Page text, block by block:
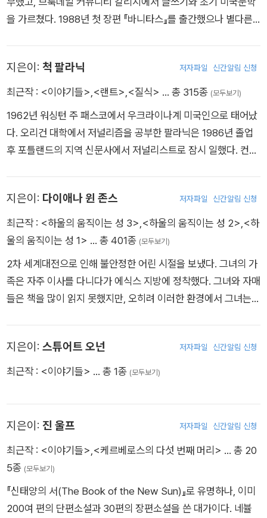
를 출간했다. 산문 작품들 외에도 텔레비전 각본, 왕가위 감독 영
화 <마이 블루베리 나이츠>의 각본을 썼다. 수많은 수상 경력과
화려한 이력에도 그는 겸손한 사람이다.
을 가르쳤다. 1988년 첫 장편 『바니타스』를 출간했으나 별다른
을 수상함과 동시에 《뉴욕타임스》의 “주목할 만한 책”으로 선정
되면서 작가로서의 그 진가를 인정받기 시작한다. 이후 단편 「아
런 포 상을 받았으며 출간하는 단편집마다 세계환상문학상을 수
상하는 등 여러 작품으로 SF와 판타지문학 부문의 문학상을 두
루 수상했다.
지은이: 척 팔라닉 저자파일 신간알림 신청
최근작 : <이야기들> <랜트> <질식> … 총 315종 (모두보기)
1962년 워싱턴 주 패스코에서 우크라이나계 미국인으로 태어났
다. 오리건 대학에서 저널리즘을 공부한 팔라닉은 1986년 졸업
후 포틀랜드의 지역 신문사에서 저널리스트로 잠시 일했다. 컨테
을 쓰기 시작했는데, 톰 스팬바우어가 운영하는 작가들의 워크숍
모임에 참석하면서부터이다. 스팬바우어는 팔라닉의 미니멀리스
틱 스타일(단어를 제한하고, 짧은 문장을 즐기며, 부사 대신 동사
설 《Insomnia》는 이야기가 너무 실망스럽다는 이유로, 그 다음
소설 《인비저블 몬스터》는 사람들을 불안에 떨게 한다는 이유로
출판사로부터 거절당하기도 했다. 자신을 거절한 출판사에 복수
할 마음으로 《파이트 클럽》을 썼고, 이 작품은 무명의 팔라닉에
게 1997년 퍼시픽노스웨스트 북셀러상과 오리건북 상을 안겨주
전미 박스오피스 1위를 차지하는 등 엄청간 인기를 누렸다. 이 시
《서바이버》, 《인비저블 몬스터》, 《질식》, 《자장가》, 《다이어리》,
《Haunted》등 7개의 소설을 발표했으며, 비소설인 《Fugitives
and Refugees》와 《Stranger Than Fiction》을 써냈다.
지은이: 다이애나 윈 존스 저자파일 신간알림 신청
최근작 : <하울의 움직이는 성 3> <하울의 움직이는 성 2> <하
울의 움직이는 성 1> … 총 401종 (모두보기)
2차 세계대전으로 인해 불안정한 어린 시절을 보냈다. 그녀의 가
족은 자주 이사를 다니다가 에식스 지방에 정착했다. 그녀와 자매
들은 책을 많이 읽지 못했지만, 오히려 이러한 환경에서 그녀는
은 1973년부터 지금까지 전 세계 30개의 언어로 출간되었고, 마
법 같은 모험 이야기는 어린이는 물론 성인 독자를 매료시켰다.
직이는 성’ 시리즈는 가장 사랑받는 책으로 손꼽힌다. 『하울의 움
직이는 성』은 2004년 세계적 거장 미야자키 하야오에 의해 애니
며 오스카상 후보에 오르기도 했다. 그녀는 어린이 소설 부문 가
디언상, 신화 판타지상(the Mythopoeic Fantasy Award. 두
차례 수상) 등을 수상했고, 2007년 월드 판타지 컨벤션에서 공
로상을 수상하며 세계적인 판타지 작가로 인정받았다.
지은이: 스튜어트 오넌 저자파일 신간알림 신청
최근작 : <이야기들> … 총 1종 (모두보기)
지은이: 진 울프 저자파일 신간알림 신청
최근작 : <이야기들> <케르베로스의 다섯 번째 머리> … 총 20
5종 (모두보기)
『신태양의 서(The Book of the New Sun)』로 유명하나, 이미
200여 편의 단편소설과 30편의 장편소설을 쓴 대가이다. 네뷸